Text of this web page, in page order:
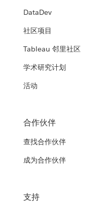
DataDev
社区项目
Tableau 邻里社区
学术研究计划
活动
合作伙伴
查找合作伙伴
成为合作伙伴
支持